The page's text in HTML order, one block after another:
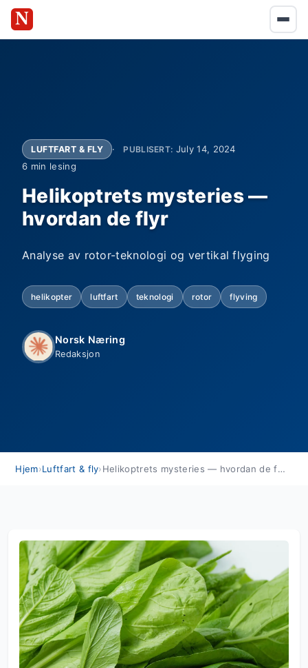
LUFTFART & FLY PUBLISERT: July 14, 2024
6 min lesing
Helikoptrets mysteries —
hvordan de flyr
Analyse av rotor-teknologi og vertikal flyging
helikopter luftfart teknologi rotor flyving
Norsk Næring
Redaksjon
Hjem›Luftfart & fly› Helikoptrets mysteries — hvordan de flyr